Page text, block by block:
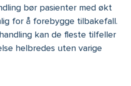
bør pasienter med økt
for å forebygge tilbakefall.
kan de fleste tilfeller
helbredes uten varige